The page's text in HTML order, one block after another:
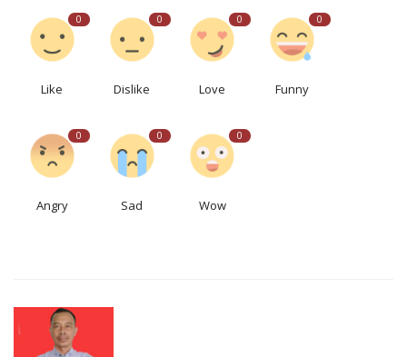
0
Like
0
Dislike
0
Love
0
Funny
0
Angry
0
Sad
0
Wow